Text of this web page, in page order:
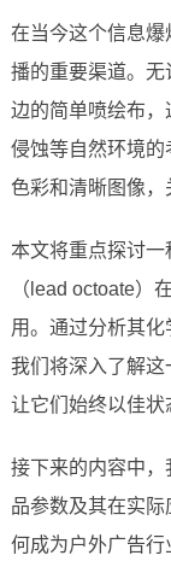
在当今这个信息
播的重要渠道。
边的简单喷绘布
侵蚀等自然环境
色彩和清晰图像，
本文将重点探讨
（lead octoate）
用。通过分析其化
我们将深入了解这
让它们始终以佳状
接下来的内容中
品参数及其在实
何成为户外广告行